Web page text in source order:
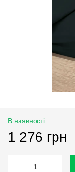
В наявності
1 276 грн